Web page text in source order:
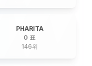
PHARITA
0 표
146위